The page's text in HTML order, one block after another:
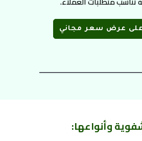
عرض سعر مجاني
وأنواعها: